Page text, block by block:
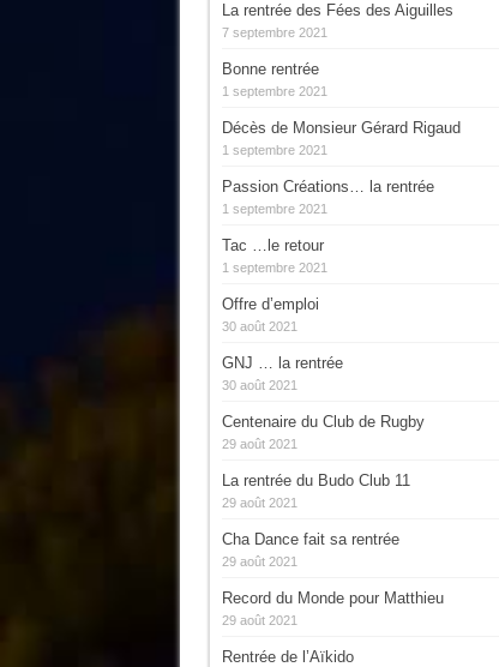
La rentrée des Fées des Aiguilles
7 septembre 2021
Bonne rentrée
1 septembre 2021
Décès de Monsieur Gérard Rigaud
1 septembre 2021
Passion Créations… la rentrée
1 septembre 2021
Tac …le retour
1 septembre 2021
Offre d’emploi
30 août 2021
GNJ … la rentrée
30 août 2021
Centenaire du Club de Rugby
29 août 2021
La rentrée du Budo Club 11
29 août 2021
Cha Dance fait sa rentrée
29 août 2021
Record du Monde pour Matthieu
29 août 2021
Rentrée de l’Aïkido